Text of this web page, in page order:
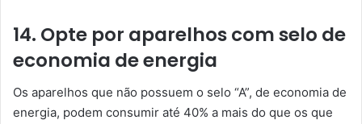
14. Opte por aparelhos com selo de
economia de energia
Os aparelhos que não possuem o selo “A”, de economia de
energia, podem consumir até 40% a mais do que os que